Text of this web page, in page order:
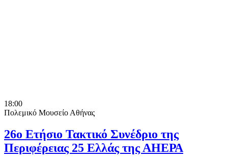
18:00
Πολεμικό Μουσείο Αθήνας
26ο Ετήσιο Τακτικό Συνέδριο της
Περιφέρειας 25 Ελλάς της ΑΗΕΡΑ